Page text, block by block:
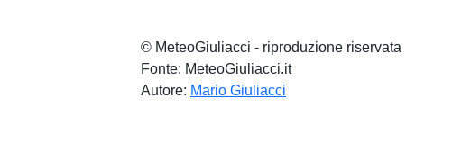
© MeteoGiuliacci - riproduzione riservata
Fonte: MeteoGiuliacci.it
Autore: Mario Giuliacci